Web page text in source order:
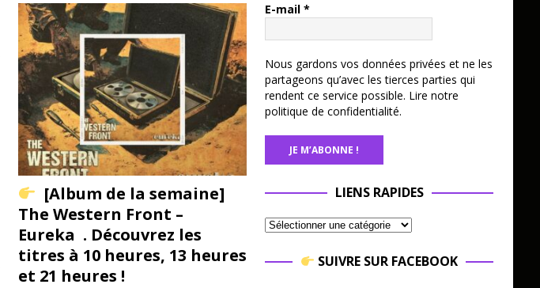
[Album de la semaine]
The Western Front –
Eureka . Découvrez les
titres à 10 heures, 13 heures
et 21 heures !
E-mail *
Nous gardons vos données privées et ne les
partageons qu’avec les tierces parties qui
rendent ce service possible. Lire notre
politique de confidentialité.
LIENS RAPIDES
SUIVRE SUR FACEBOOK